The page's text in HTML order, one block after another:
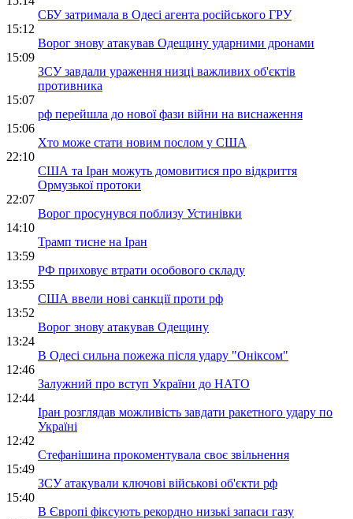
СБУ затримала в Одесі агента російського ГРУ
15:12
Ворог знову атакував Одещину ударними дронами
15:09
ЗСУ завдали ураження низці важливих об'єктів
противника
15:07
рф перейшла до нової фази війни на виснаження
15:06
Хто може стати новим послом у США
22:10
США та Іран можуть домовитися про відкриття
Ормузької протоки
22:07
Ворог просунувся поблизу Устинівки
14:10
Трамп тисне на Іран
13:59
РФ приховує втрати особового складу
13:55
США ввели нові санкції проти рф
13:52
Ворог знову атакував Одещину
13:24
В Одесі сильна пожежа після удару "Оніксом"
12:46
Залужний про вступ України до НАТО
12:44
Іран розглядав можливість завдати ракетного удару по
Україні
12:42
Стефанішина прокоментувала своє звільнення
15:49
ЗСУ атакували ключові військові об'єкти рф
15:40
В Європі фіксують рекордно низькі запаси газу